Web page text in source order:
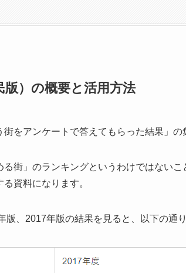
）の概要と活用方法
をアンケートで答えてもらった結果」の
る街」のランキングというわけではない
資料になります。
、2017年版の結果を見ると、以下の通